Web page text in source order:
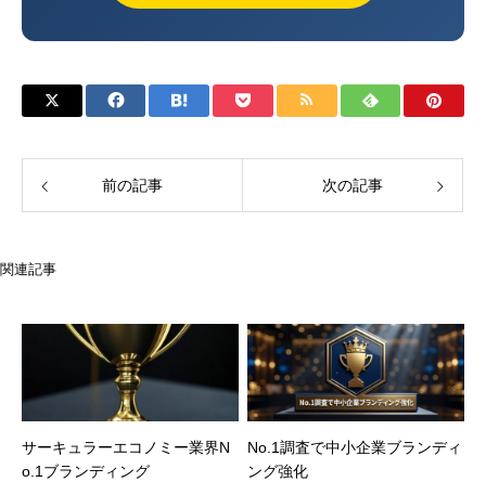
前の記事 次の記事
関連記事
サーキュラーエコノミー業界N
o.1ブランディング
No.1調査で中小企業ブランディ
ング強化